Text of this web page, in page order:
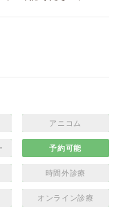
アニコム
予約可能
時間外診療
オンライン診療